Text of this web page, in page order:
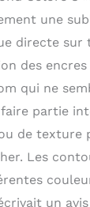
une
directe sur
des
qui ne
partie
de texture
Les
un